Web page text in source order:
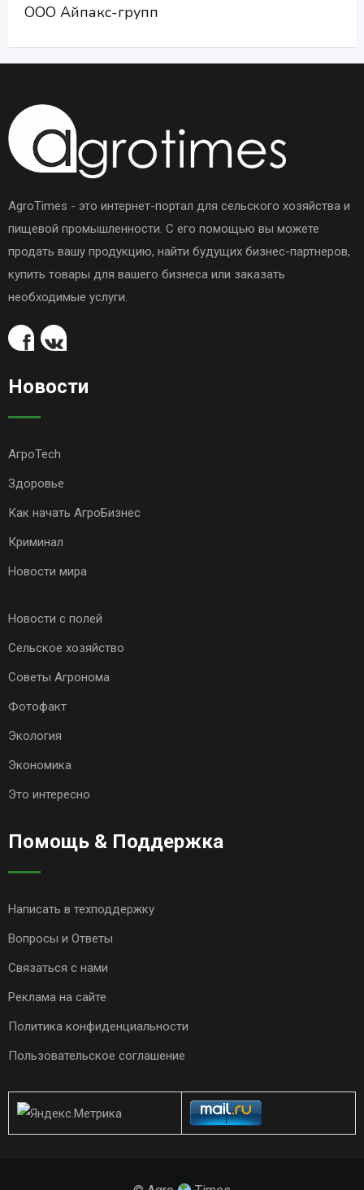
ООО Айпакс-групп
AgroTimes - это интернет-портал для сельского хозяйства и
пищевой промышленности. С его помощью вы можете
продать вашу продукцию, найти будущих бизнес-партнеров,
купить товары для вашего бизнеса или заказать
необходимые услуги.
Новости
АгроTech
Здоровье
Как начать АгроБизнес
Криминал
Новости мира
Новости с полей
Сельское хозяйство
Советы Агронома
Фотофакт
Экология
Экономика
Это интересно
Помощь & Поддержка
Написать в техподдержку
Вопросы и Ответы
Связаться с нами
Реклама на сайте
Политика конфиденциальности
Пользовательское соглашение